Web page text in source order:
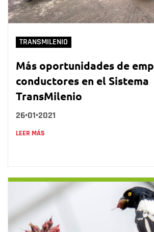
TRANSMILENIO
Más oportunidades de
conductores en el Sistema
TransMilenio
26•01•2021
LEER MÁS